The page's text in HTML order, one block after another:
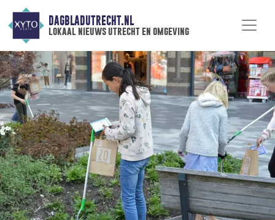
DAGBLADUTRECHT.NL
lokaal nieuws utrecht en omgeving